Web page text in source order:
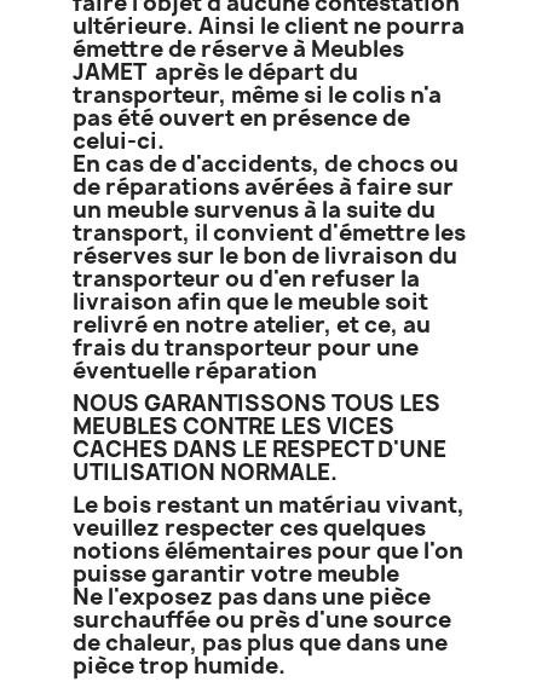
ultérieure. Ainsi le client ne pourra
émettre de réserve à Meubles
JAMET après le départ du
transporteur, même si le colis n'a
pas été ouvert en présence de
celui-ci.
En cas de d'accidents, de chocs ou
de réparations avérées à faire sur
un meuble survenus à la suite du
transport, il convient d'émettre les
réserves sur le bon de livraison du
transporteur ou d'en refuser la
livraison afin que le meuble soit
relivré en notre atelier, et ce, au
frais du transporteur pour une
éventuelle réparation
NOUS GARANTISSONS TOUS LES
MEUBLES CONTRE LES VICES
CACHES DANS LE RESPECT D'UNE
UTILISATION NORMALE.
Le bois restant un matériau vivant,
veuillez respecter ces quelques
notions élémentaires pour que l'on
puisse garantir votre meuble
Ne l'exposez pas dans une pièce
surchauffée ou près d'une source
de chaleur, pas plus que dans une
pièce trop humide.